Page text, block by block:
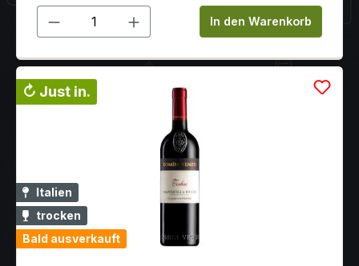
Produkt Anzahl: Gib denIn den Warenkorb
↻ Just in.
Italien
trocken
Bald ausverkauft